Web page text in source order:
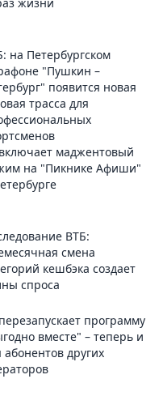
на Петербургском
"Пушкин –
появится новая
трасса для
маджентовый
на "Пикнике Афиши"
ВТБ:
смена
кешбэка создает
спроса
программу
вместе" – теперь и
абонентов других